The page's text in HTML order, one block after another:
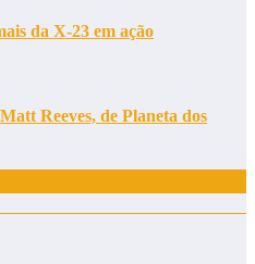
da X-23 em ação
Reeves, de Planeta dos